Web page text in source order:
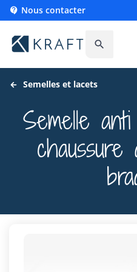
 Nous contacter

Semelles et lacets
Semelle